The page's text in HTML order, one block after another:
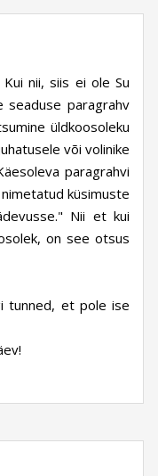
nii, siis ei ole Su
seaduse paragrahv
üldkoosoleku
või volinike
paragrahvi
küsimuste
Nii et kui
on see otsus
tunned, et pole ise